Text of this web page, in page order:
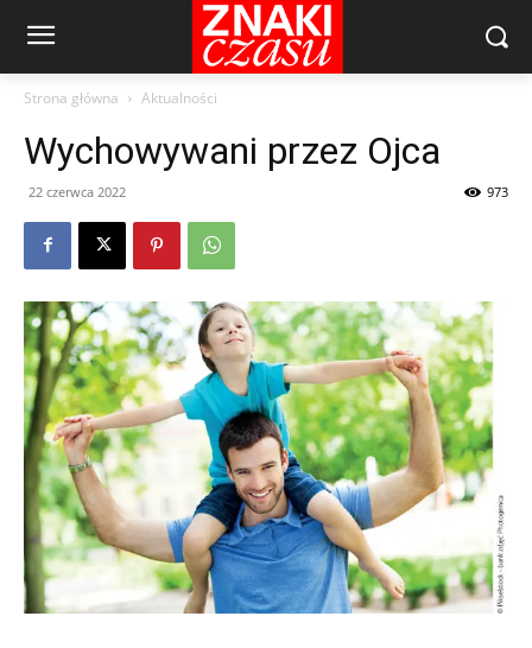
Strona główna Aktualności
Wychowywani przez Ojca
22 czerwca 2022 973